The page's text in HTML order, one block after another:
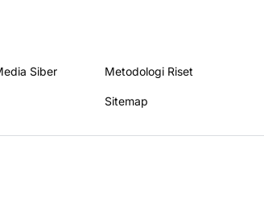
Siber Metodologi Riset
Sitemap